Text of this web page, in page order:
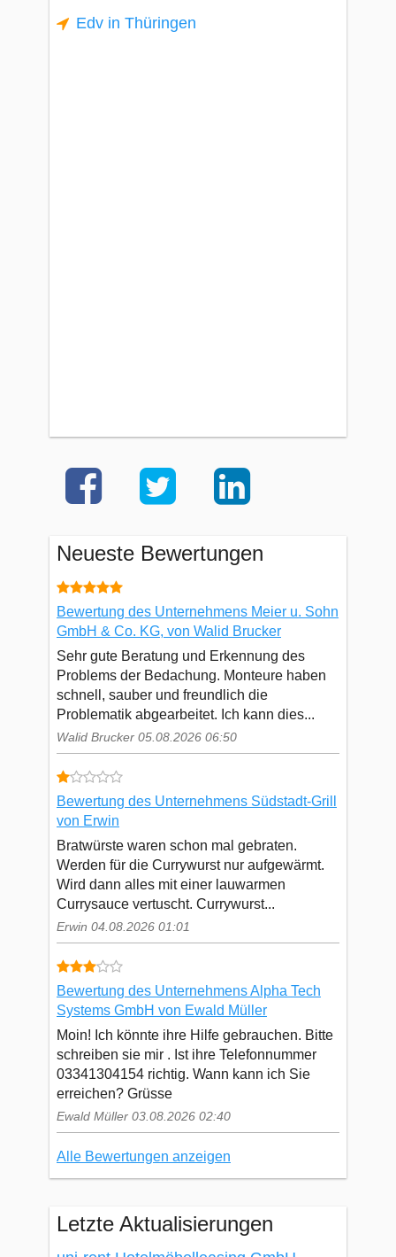
Edv in Thüringen
Neueste Bewertungen
Bewertung des Unternehmens Meier u. Sohn
GmbH & Co. KG, von Walid Brucker
Sehr gute Beratung und Erkennung des
Problems der Bedachung. Monteure haben
schnell, sauber und freundlich die
Problematik abgearbeitet. Ich kann dies...
Walid Brucker 05.08.2026 06:50
Bewertung des Unternehmens Südstadt-Grill
von Erwin
Bratwürste waren schon mal gebraten.
Werden für die Currywurst nur aufgewärmt.
Wird dann alles mit einer lauwarmen
Currysauce vertuscht. Currywurst...
Erwin 04.08.2026 01:01
Bewertung des Unternehmens Alpha Tech
Systems GmbH von Ewald Müller
Moin! Ich könnte ihre Hilfe gebrauchen. Bitte
schreiben sie mir . Ist ihre Telefonnummer
03341304154 richtig. Wann kann ich Sie
erreichen? Grüsse
Ewald Müller 03.08.2026 02:40
Alle Bewertungen anzeigen
Letzte Aktualisierungen